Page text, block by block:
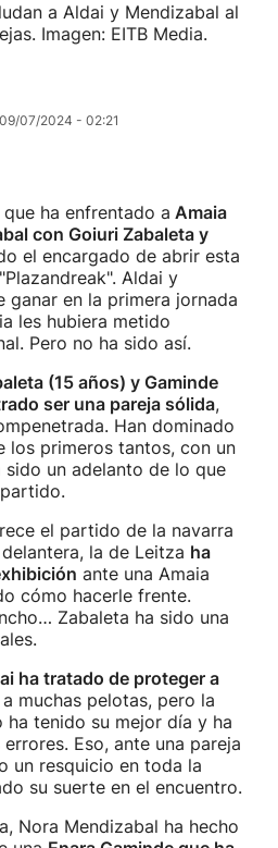
a Aldai y Mendizabal al
Imagen: EITB Media.
09/07/2024 - 02:21
ha enfrentado a Amaia
con Goiuri Zabaleta y
el encargado de abrir esta
Aldai y
ganar en la primera jornada
les hubiera metido
Pero no ha sido así.
(15 años) y Gaminde
ser una pareja sólida,
Han dominado
los primeros tantos, con un
sido un adelanto de lo que
el partido de la navarra
la de Leitza ha
ante una Amaia
cómo hacerle frente.
Zabaleta ha sido una
ha tratado de proteger a
muchas pelotas, pero la
ha tenido su mejor día y ha
Eso, ante una pareja
un resquicio en toda la
su suerte en el encuentro.
Nora Mendizabal ha hecho